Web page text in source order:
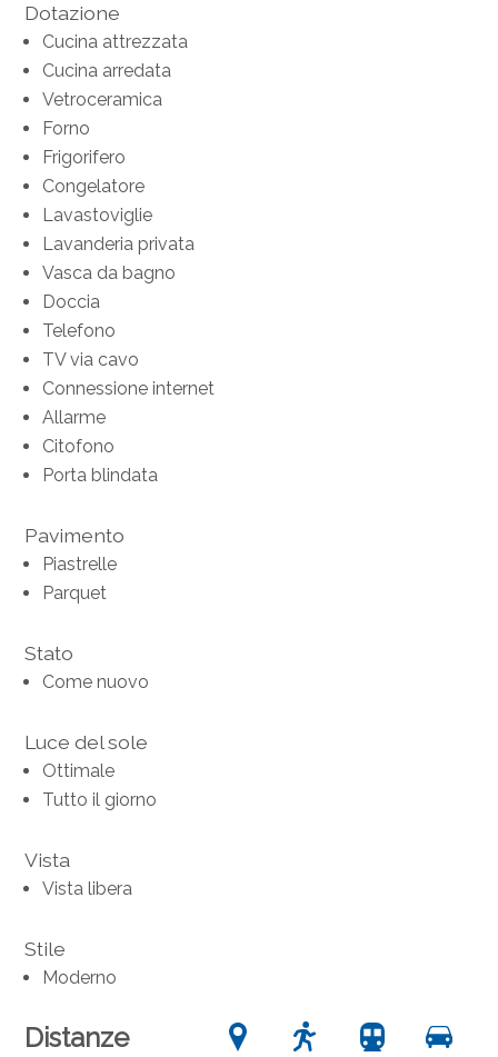
Dotazione
Cucina attrezzata
Cucina arredata
Vetroceramica
Forno
Frigorifero
Congelatore
Lavastoviglie
Lavanderia privata
Vasca da bagno
Doccia
Telefono
TV via cavo
Connessione internet
Allarme
Citofono
Porta blindata
Pavimento
Piastrelle
Parquet
Stato
Come nuovo
Luce del sole
Ottimale
Tutto il giorno
Vista
Vista libera
Stile
Moderno
Distanze